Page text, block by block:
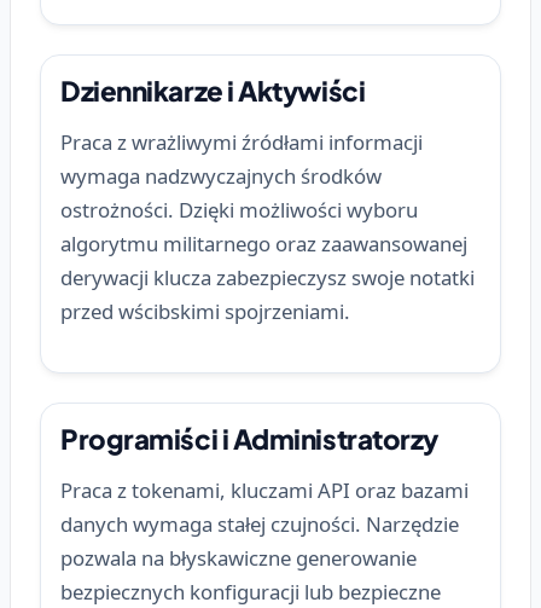
Dziennikarze i Aktywiści
Praca z wrażliwymi źródłami informacji
wymaga nadzwyczajnych środków
ostrożności. Dzięki możliwości wyboru
algorytmu militarnego oraz zaawansowanej
derywacji klucza zabezpieczysz swoje notatki
przed wścibskimi spojrzeniami.
Programiści i Administratorzy
Praca z tokenami, kluczami API oraz bazami
danych wymaga stałej czujności. Narzędzie
pozwala na błyskawiczne generowanie
bezpiecznych konfiguracji lub bezpieczne